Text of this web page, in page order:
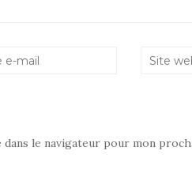
le navigateur pour mon